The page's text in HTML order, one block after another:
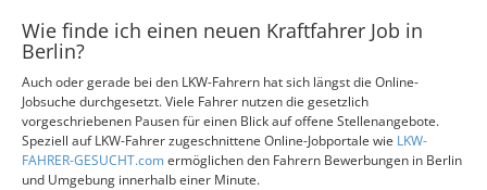
Wie finde ich einen neuen Kraftfahrer Job in
Berlin?
Auch oder gerade bei den LKW-Fahrern hat sich längst die Online-
Jobsuche durchgesetzt. Viele Fahrer nutzen die gesetzlich
vorgeschriebenen Pausen für einen Blick auf offene Stellenangebote.
Speziell auf LKW-Fahrer zugeschnittene Online-Jobportale wie LKW-
FAHRER-GESUCHT.comermöglichen den Fahrern Bewerbungen in Berlin
und Umgebung innerhalb einer Minute.